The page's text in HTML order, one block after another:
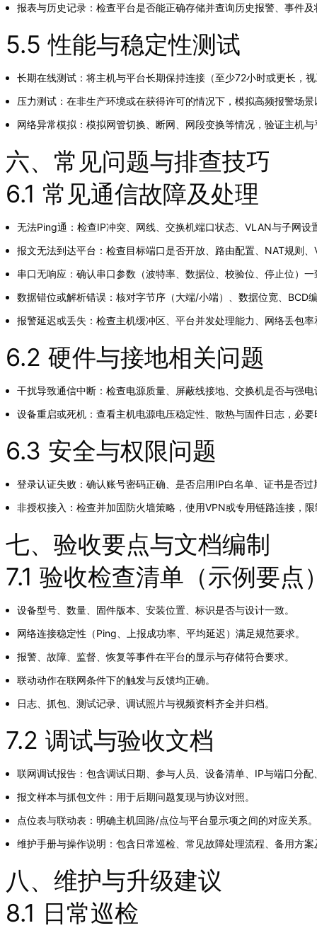
报表与历史记录：检查平台是否能正确存储并查询历史报警、事件
5.5 性能与稳定性测试
长期在线测试：将主机与平台长期保持连接（至少72小时或更长，
压力测试：在非生产环境或在获得许可的情况下，模拟高频报警场
网络异常模拟：模拟网管切换、断网、网段变换等情况，验证主机
六、常见问题与排查技巧
6.1 常见通信故障及处理
无法Ping通：检查IP冲突、网线、交换机端口状态、VLAN与子网设
报文无法到达平台：检查目标端口是否开放、路由配置、NAT规则
串口无响应：确认串口参数（波特率、数据位、校验位、停止位）
数据错位或解析错误：核对字节序（大端/小端）、数据位宽、BCD
报警延迟或丢失：检查主机缓冲区、平台并发处理能力、网络丢包
6.2 硬件与接地相关问题
干扰导致通信中断：检查电源质量、屏蔽线接地、交换机是否与强
设备重启或死机：查看主机电源电压稳定性、散热与固件日志，必
6.3 安全与权限问题
登录认证失败：确认账号密码正确、是否启用IP白名单、证书是否过
非授权接入：检查并加固防火墙策略，使用VPN或专用链路连接，
七、验收要点与文档编制
7.1 验收检查清单（示例要点
设备型号、数量、固件版本、安装位置、标识是否与设计一致。
网络连接稳定性（Ping、上报成功率、平均延迟）满足规范要求。
报警、故障、监督、恢复等事件在平台的显示与存储符合要求。
联动动作在联网条件下的触发与反馈均正确。
日志、抓包、测试记录、调试照片与视频资料齐全并归档。
7.2 调试与验收文档
联网调试报告：包含调试日期、参与人员、设备清单、IP与端口分
报文样本与抓包文件：用于后期问题复现与协议对照。
点位表与联动表：明确主机回路/点位与平台显示项之间的对应关系
维护手册与操作说明：包含日常巡检、常见故障处理流程、备用方
八、维护与升级建议
8.1 日常巡检